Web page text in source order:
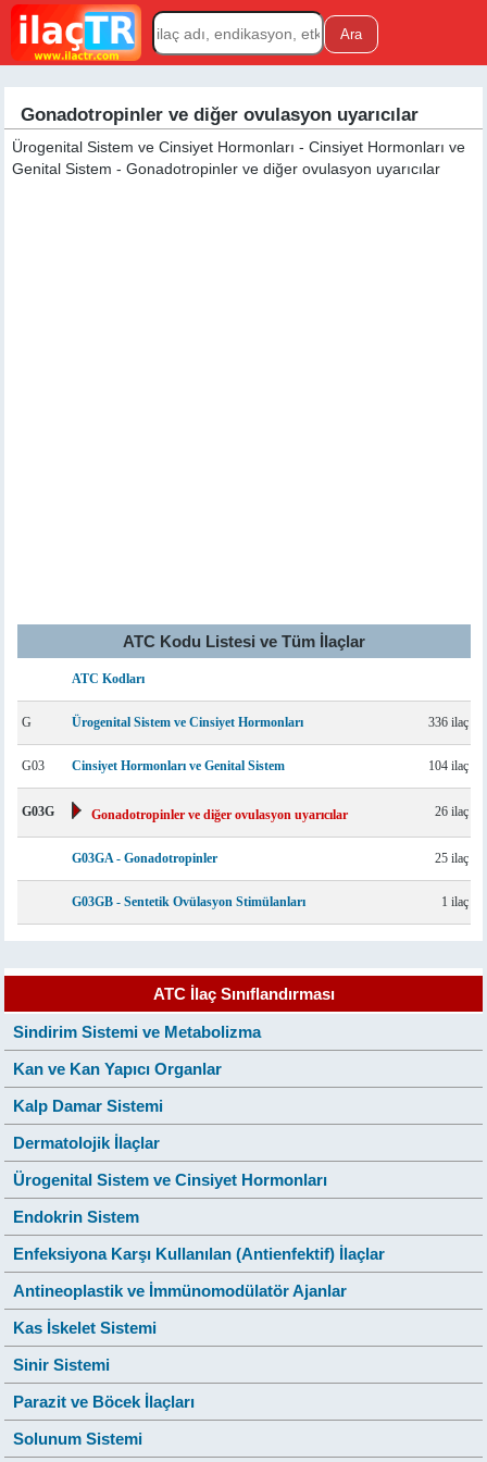
Gonadotropinler ve diğer ovulasyon uyarıcılar
Ürogenital Sistem ve Cinsiyet Hormonları - Cinsiyet Hormonları ve
Genital Sistem - Gonadotropinler ve diğer ovulasyon uyarıcılar
ATC Kodu Listesi ve Tüm İlaçlar
ATC Kodları
G Ürogenital Sistem ve Cinsiyet Hormonları 336 ilaç
G03 Cinsiyet Hormonları ve Genital Sistem 104 ilaç
G03G Gonadotropinler ve diğer ovulasyon uyarıcılar 26 ilaç
G03GA - Gonadotropinler 25 ilaç
G03GB - Sentetik Ovülasyon Stimülanları 1 ilaç
ATC İlaç Sınıflandırması
Sindirim Sistemi ve Metabolizma
Kan ve Kan Yapıcı Organlar
Kalp Damar Sistemi
Dermatolojik İlaçlar
Ürogenital Sistem ve Cinsiyet Hormonları
Endokrin Sistem
Enfeksiyona Karşı Kullanılan (Antienfektif) İlaçlar
Antineoplastik ve İmmünomodülatör Ajanlar
Kas İskelet Sistemi
Sinir Sistemi
Parazit ve Böcek İlaçları
Solunum Sistemi